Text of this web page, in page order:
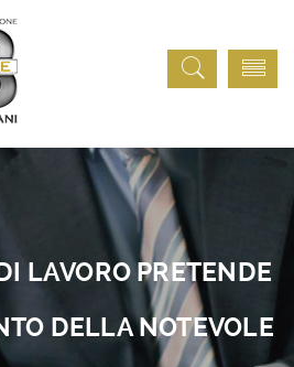
LAVORO PRETENDE
DELLA NOTEVOLE